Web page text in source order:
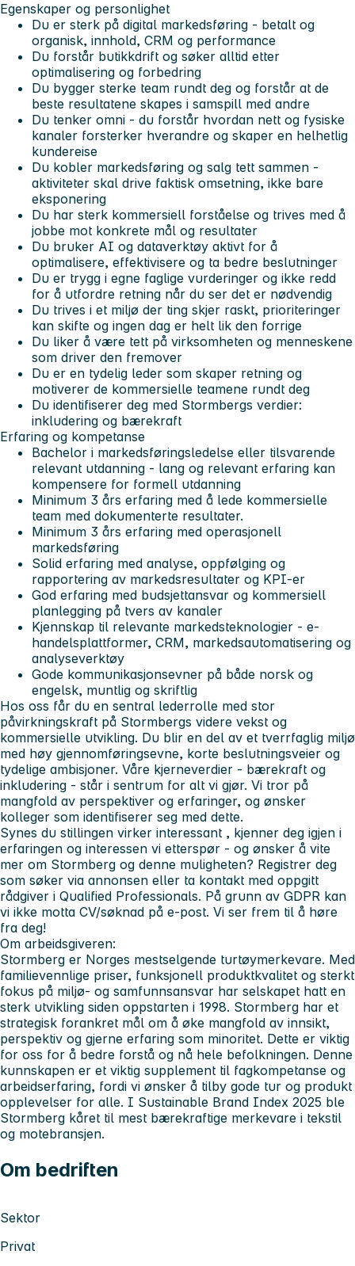
Egenskaper og personlighet
Du er sterk på digital markedsføring - betalt og
organisk, innhold, CRM og performance
Du forstår butikkdrift og søker alltid etter
optimalisering og forbedring
Du bygger sterke team rundt deg og forstår at de
beste resultatene skapes i samspill med andre
Du tenker omni - du forstår hvordan nett og fysiske
kanaler forsterker hverandre og skaper en helhetlig
kundereise
Du kobler markedsføring og salg tett sammen -
aktiviteter skal drive faktisk omsetning, ikke bare
eksponering
Du har sterk kommersiell forståelse og trives med å
jobbe mot konkrete mål og resultater
Du bruker AI og dataverktøy aktivt for å
optimalisere, effektivisere og ta bedre beslutninger
Du er trygg i egne faglige vurderinger og ikke redd
for å utfordre retning når du ser det er nødvendig
Du trives i et miljø der ting skjer raskt, prioriteringer
kan skifte og ingen dag er helt lik den forrige
Du liker å være tett på virksomheten og menneskene
som driver den fremover
Du er en tydelig leder som skaper retning og
motiverer de kommersielle teamene rundt deg
Du identifiserer deg med Stormbergs verdier:
inkludering og bærekraft
Erfaring og kompetanse
Bachelor i markedsføringsledelse eller tilsvarende
relevant utdanning - lang og relevant erfaring kan
kompensere for formell utdanning
Minimum 3 års erfaring med å lede kommersielle
team med dokumenterte resultater.
Minimum 3 års erfaring med operasjonell
markedsføring
Solid erfaring med analyse, oppfølging og
rapportering av markedsresultater og KPI-er
God erfaring med budsjettansvar og kommersiell
planlegging på tvers av kanaler
Kjennskap til relevante markedsteknologier - e-
handelsplattformer, CRM, markedsautomatisering og
analyseverktøy
Gode kommunikasjonsevner på både norsk og
engelsk, muntlig og skriftlig
Hos oss får du en sentral lederrolle med stor
påvirkningskraft på Stormbergs videre vekst og
kommersielle utvikling. Du blir en del av et tverrfaglig miljø
med høy gjennomføringsevne, korte beslutningsveier og
tydelige ambisjoner. Våre kjerneverdier - bærekraft og
inkludering - står i sentrum for alt vi gjør. Vi tror på
mangfold av perspektiver og erfaringer, og ønsker
kolleger som identifiserer seg med dette.
Synes du stillingen virker interessant , kjenner deg igjen i
erfaringen og interessen vi etterspør - og ønsker å vite
mer om Stormberg og denne muligheten? Registrer deg
som søker via annonsen eller ta kontakt med oppgitt
rådgiver i Qualified Professionals. På grunn av GDPR kan
vi ikke motta CV/søknad på e-post. Vi ser frem til å høre
fra deg!
Om arbeidsgiveren:
Stormberg er Norges mestselgende turtøymerkevare. Med
familievennlige priser, funksjonell produktkvalitet og sterkt
fokus på miljø- og samfunnsansvar har selskapet hatt en
sterk utvikling siden oppstarten i 1998. Stormberg har et
strategisk forankret mål om å øke mangfold av innsikt,
perspektiv og gjerne erfaring som minoritet. Dette er viktig
for oss for å bedre forstå og nå hele befolkningen. Denne
kunnskapen er et viktig supplement til fagkompetanse og
arbeidserfaring, fordi vi ønsker å tilby gode tur og produkt
opplevelser for alle. I Sustainable Brand Index 2025 ble
Stormberg kåret til mest bærekraftige merkevare i tekstil
og motebransjen.
Om bedriften
Sektor
Privat